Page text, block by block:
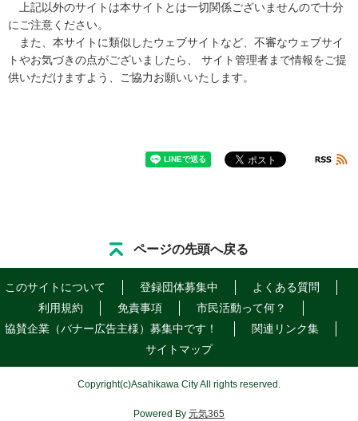
上記以外のサイトは本サイトとは一切関係ございませんので十分
にご注意ください。
また、本サイトに類似したウェブサイトなど、不審なウェブサイ
トやお気づきの点がございましたら、 サイト管理者まで情報をご提
供いただけますよう、ご協力お願いいたします。
ページの先頭へ戻る
このサイトについて 登録団体募集中
よくある質問
利用規約
免責事項
市民活動って何？
協賛企業（バナー広告主様）募集中です！
関連リンク集
サイトマップ
Copyright(c)Asahikawa City All rights reserved.
Powered By 元気365